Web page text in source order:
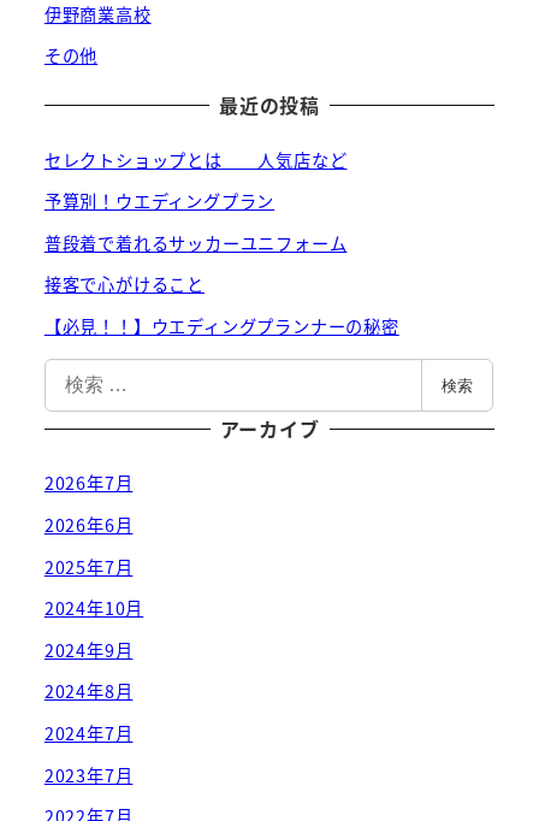
伊野商業高校
その他
最近の投稿
セレクトショップとは 人気店など
予算別！ウエディングプラン
普段着で着れるサッカーユニフォーム
接客で心がけること
【必見！！】ウエディングプランナーの秘密
索
検索
アーカイブ
2026年7月
2026年6月
2025年7月
2024年10月
2024年9月
2024年8月
2024年7月
2023年7月